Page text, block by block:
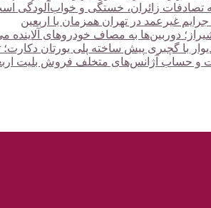
تصادفات زائران، خستگی و خواب‌آلودگی
دوربین‌ها به مصاف خودروهای آلاینده
دیوار با گچبری پیش ساخته پلی یورتان